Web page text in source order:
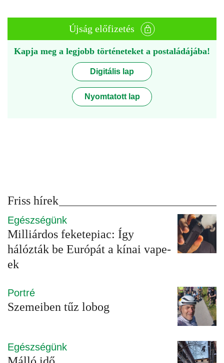
Újság előfizetés
Kapja meg a legjobb történeteket a postaládájába!
Digitális lap
Nyomtatott lap
Friss hírek
Egészségünk
Milliárdos feketepiac: Így
hálózták be Európát a kínai vape-
ek
Portré
Szemeiben tűz lobog
Egészségünk